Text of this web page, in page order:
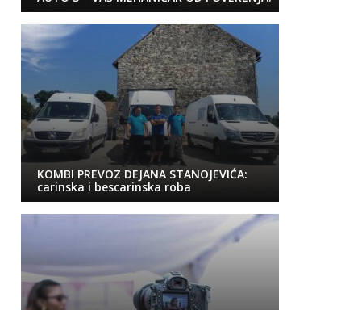
KOMBI PREVOZ DEJANA STANOJEVIĆA:
carinska i bescarinska roba